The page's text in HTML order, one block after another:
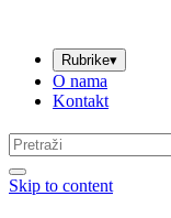
Rubrike▾
O nama
Kontakt
Pretraga:
Skip to content